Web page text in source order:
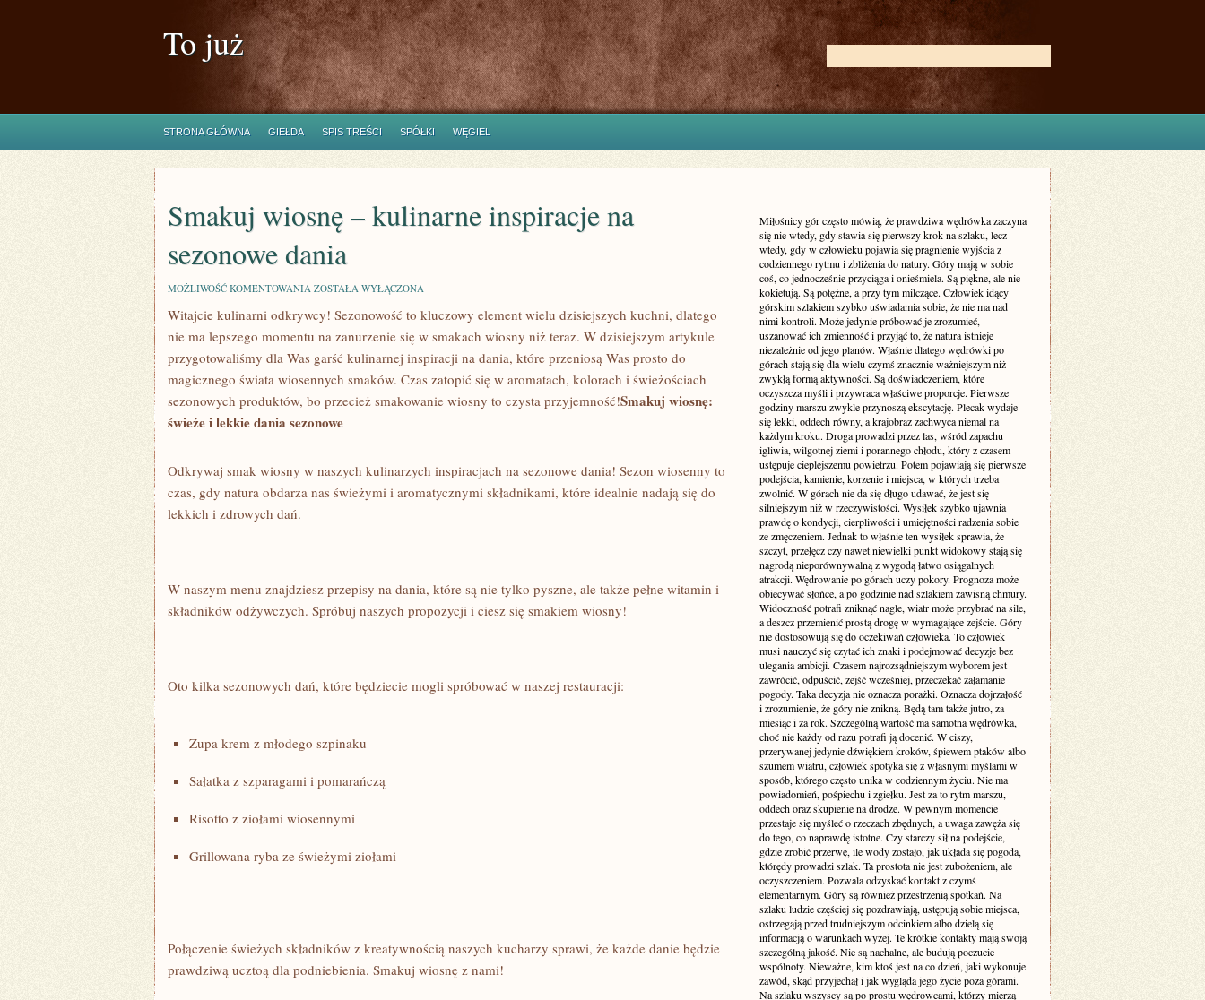
To już
STRONA GŁÓWNA GIEŁDA SPIS TREŚCI SPÓŁKI WĘGIEL
Smakuj wiosnę – kulinarne inspiracje na
sezonowe dania
MOŻLIWOŚĆ KOMENTOWANIA SMAKUJ
–
KULINARNE
INSPIRACJE
NA
SEZONOWE
DANIA
ZOSTAŁA WYŁĄCZONA
Witajcie kulinarni odkrywcy! Sezonowość to kluczowy element wielu⁤ dzisiejszych kuchni, dlatego
nie⁢ ma lepszego momentu na zanurzenie ⁢się w smakach wiosny⁤ niż ⁤teraz. W‍ dzisiejszym artykule
przygotowaliśmy⁤ dla Was garść kulinarnej inspiracji na dania, które przeniosą Was⁤ prosto do
magicznego‍ świata wiosennych smaków. Czas zatopić ​się w aromatach, kolorach i⁢ świeżościach
sezonowych produktów, bo przecież ‌smakowanie wiosny to czysta przyjemność!Smakuj wiosnę:
świeże i lekkie dania sezonowe
Odkrywaj smak wiosny w naszych⁤ kulinarzych​ inspiracjach na sezonowe‍ dania! Sezon wiosenny to
czas, gdy natura obdarza ‌nas świeżymi i aromatycznymi składnikami, które idealnie nadają się do
‍lekkich i zdrowych dań.
W naszym menu znajdziesz przepisy na dania, które są nie tylko⁤ pyszne, ale także pełne witamin i
składników odżywczych. Spróbuj naszych propozycji i ciesz się smakiem wiosny!
Oto kilka sezonowych dań, które będziecie mogli spróbować w naszej restauracji:
Zupa krem z⁣ młodego szpinaku
Sałatka z szparagami i pomarańczą
Risotto z ziołami wiosennymi
Grillowana ryba ze świeżymi ziołami
Połączenie świeżych składników z kreatywnością naszych kucharzy sprawi, że każde danie będzie
prawdziwą ucztoą dla⁢ podniebienia. Smakuj wiosnę z nami!
Miłośnicy gór często mówią, że prawdziwa wędrówka zaczyna
się nie wtedy, gdy stawia się pierwszy krok na szlaku, lecz
wtedy, gdy w człowieku pojawia się pragnienie wyjścia z
codziennego rytmu i zbliżenia do natury. Góry mają w sobie
coś, co jednocześnie przyciąga i onieśmiela. Są piękne, ale nie
kokietują. Są potężne, a przy tym milczące. Człowiek idący
górskim szlakiem szybko uświadamia sobie, że nie ma nad
nimi kontroli. Może jedynie próbować je zrozumieć,
uszanować ich zmienność i przyjąć to, że natura istnieje
niezależnie od jego planów. Właśnie dlatego wędrówki po
górach stają się dla wielu czymś znacznie ważniejszym niż
zwykłą formą aktywności. Są doświadczeniem, które
oczyszcza myśli i przywraca właściwe proporcje. Pierwsze
godziny marszu zwykle przynoszą ekscytację. Plecak wydaje
się lekki, oddech równy, a krajobraz zachwyca niemal na
każdym kroku. Droga prowadzi przez las, wśród zapachu
igliwia, wilgotnej ziemi i porannego chłodu, który z czasem
ustępuje cieplejszemu powietrzu. Potem pojawiają się pierwsze
podejścia, kamienie, korzenie i miejsca, w których trzeba
zwolnić. W górach nie da się długo udawać, że jest się
silniejszym niż w rzeczywistości. Wysiłek szybko ujawnia
prawdę o kondycji, cierpliwości i umiejętności radzenia sobie
ze zmęczeniem. Jednak to właśnie ten wysiłek sprawia, że
szczyt, przełęcz czy nawet niewielki punkt widokowy stają się
nagrodą nieporównywalną z wygodą łatwo osiągalnych
atrakcji. Wędrowanie po górach uczy pokory. Prognoza może
obiecywać słońce, a po godzinie nad szlakiem zawisną chmury.
Widoczność potrafi zniknąć nagle, wiatr może przybrać na sile,
a deszcz przemienić prostą drogę w wymagające zejście. Góry
nie dostosowują się do oczekiwań człowieka. To człowiek
musi nauczyć się czytać ich znaki i podejmować decyzje bez
ulegania ambicji. Czasem najrozsądniejszym wyborem jest
zawrócić, odpuścić, zejść wcześniej, przeczekać załamanie
pogody. Taka decyzja nie oznacza porażki. Oznacza dojrzałość
i zrozumienie, że góry nie znikną. Będą tam także jutro, za
miesiąc i za rok. Szczególną wartość ma samotna wędrówka,
choć nie każdy od razu potrafi ją docenić. W ciszy,
przerywanej jedynie dźwiękiem kroków, śpiewem ptaków albo
szumem wiatru, człowiek spotyka się z własnymi myślami w
sposób, którego często unika w codziennym życiu. Nie ma
powiadomień, pośpiechu i zgiełku. Jest za to rytm marszu,
oddech oraz skupienie na drodze. W pewnym momencie
przestaje się myśleć o rzeczach zbędnych, a uwaga zawęża się
do tego, co naprawdę istotne. Czy starczy sił na podejście,
gdzie zrobić przerwę, ile wody zostało, jak układa się pogoda,
którędy prowadzi szlak. Ta prostota nie jest zubożeniem, ale
oczyszczeniem. Pozwala odzyskać kontakt z czymś
elementarnym. Góry są również przestrzenią spotkań. Na
szlaku ludzie częściej się pozdrawiają, ustępują sobie miejsca,
ostrzegają przed trudniejszym odcinkiem albo dzielą się
informacją o warunkach wyżej. Te krótkie kontakty mają swoją
szczególną jakość. Nie są nachalne, ale budują poczucie
wspólnoty. Nieważne, kim ktoś jest na co dzień, jaki wykonuje
zawód, skąd przyjechał i jak wygląda jego życie poza górami.
Na szlaku wszyscy są po prostu wędrowcami, którzy mierzą